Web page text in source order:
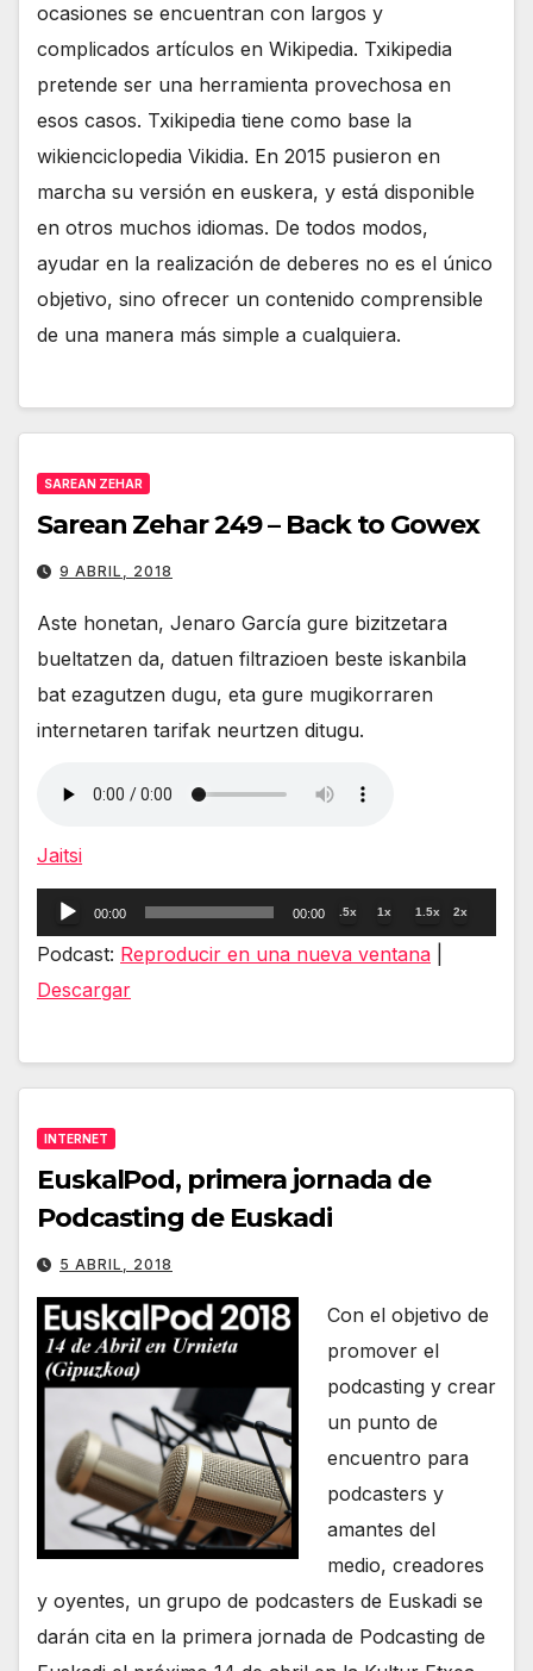
ocasiones se encuentran con largos y
complicados artículos en Wikipedia. Txikipedia
pretende ser una herramienta provechosa en
esos casos. Txikipedia tiene como base la
wikienciclopedia Vikidia. En 2015 pusieron en
marcha su versión en euskera, y está disponible
en otros muchos idiomas. De todos modos,
ayudar en la realización de deberes no es el único
objetivo, sino ofrecer un contenido comprensible
de una manera más simple a cualquiera.
SAREAN ZEHAR
Sarean Zehar 249 – Back to Gowex
9 ABRIL, 2018
Aste honetan, Jenaro García gure bizitzetara
bueltatzen da, datuen filtrazioen beste iskanbila
bat ezagutzen dugu, eta gure mugikorraren
internetaren tarifak neurtzen ditugu.
Jaitsi
Reproductor
de
audio
00:00 00:00 .5x 1x 1.5x 2x
Podcast: Reproducir en una nueva ventana
Descargar
INTERNET
EuskalPod, primera jornada de
Podcasting de Euskadi
5 ABRIL, 2018
Con el objetivo de
promover el
podcasting y crear
un punto de
encuentro para
podcasters y
amantes del
medio, creadores
y oyentes, un grupo de podcasters de Euskadi se
darán cita en la primera jornada de Podcasting de